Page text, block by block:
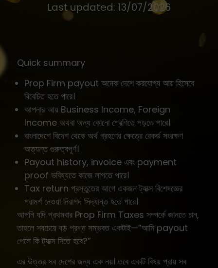
Last updated: 13/07/2026
Quick summary
Prop Firm payout অনেক দেশে করযোগ্য আয় হিসেবে
বিবেচিত হতে পারে।
আপনার আয় Business Income, Foreign
Income অথবা অন্য কোনো শ্রেণিতে পড়তে পারে।
বাংলাদেশে বিদেশ থেকে অর্থ গ্রহণের ক্ষেত্রে রেকর্ড সংরক্ষণ
অত্যন্ত গুরুত্বপূর্ণ।
Payout history, invoice এবং payment
proof ভবিষ্যতে কাজে লাগতে পারে।
Tax return প্রস্তুতের আগে একজন ট্যাক্স বিশেষজ্ঞের
পরামর্শ নেওয়া নিরাপদ সিদ্ধান্ত হতে পারে।
আপনি যদি প্রথমবার Prop Firm Taxes সম্পর্কে জানতে চান,
তাহলে সবচেয়ে বড় প্রশ্ন সম্ভবত একটাই—”আমি payout
পেলে কি ট্যাক্স দিতে হবে?”
এর উত্তর সব দেশের জন্য এক নয়। তবে একটি বিষয় প্রায় সব